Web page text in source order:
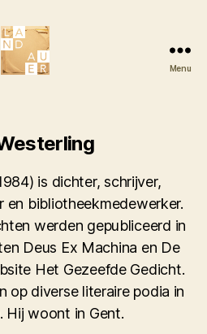
Menu
is dichter, schrijver,
en bibliotheekmedewerker.
werden gepubliceerd in
Deus Ex Machina en De
Het Gezeefde Gedicht.
op diverse literaire podia in
Hij woont in Gent.